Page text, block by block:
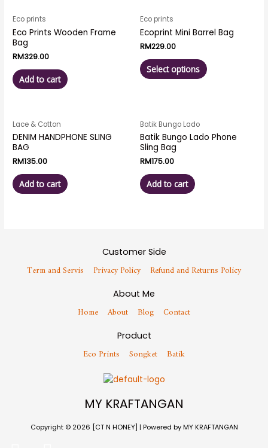
Eco prints
Eco Prints Wooden Frame
Bag
RM329.00
Add to cart
Eco prints
Ecoprint Mini Barrel Bag
RM229.00
Select options
Lace & Cotton
DENIM HANDPHONE SLING
BAG
RM135.00
Add to cart
Batik Bungo Lado
Batik Bungo Lado Phone
Sling Bag
RM175.00
Add to cart
Customer Side
Term and Servis Privacy Policy Refund and Returns Policy
About Me
Home About Blog Contact
Product
Eco Prints Songket Batik
MY KRAFTANGAN
Copyright © 2026 [CT N HONEY] | Powered by MY KRAFTANGAN